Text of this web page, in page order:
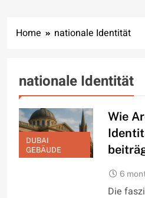
Home nationale Identität
nationale Identität
DUBAI
GEBÄUDE
Wie
6
Die